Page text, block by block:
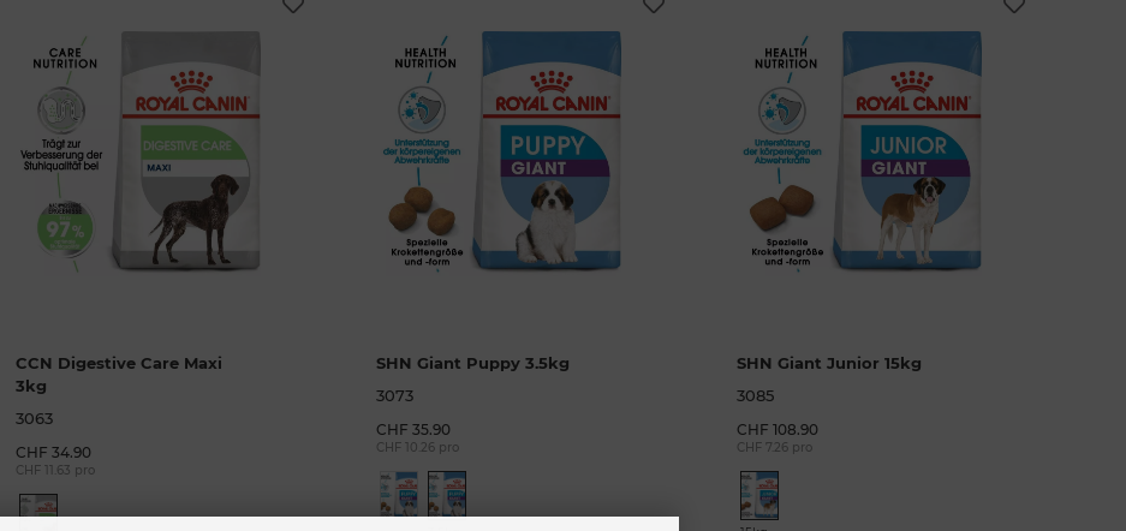
CCN Digestive Care Maxi
3kg
3063
CHF 34.90
CHF 11.63 pro
SHN Giant Puppy 3.5kg
3073
CHF 35.90
CHF 10.26 pro
SHN Giant Junior 15kg
3085
CHF 108.90
CHF 7.26 pro